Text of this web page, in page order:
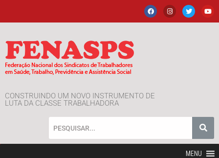
CONSTRUINDO UM NOVO INSTRUMENTO DE
LUTA DA CLASSE TRABALHADORA
MENU